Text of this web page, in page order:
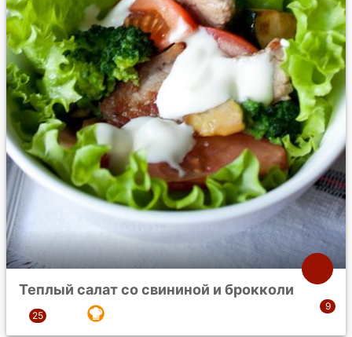
Теплый салат со свининой и брокколи